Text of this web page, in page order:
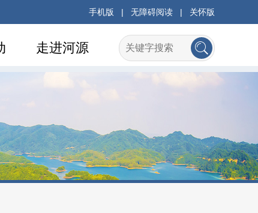
手机版 | 无障碍阅读 | 关怀版
走进河源